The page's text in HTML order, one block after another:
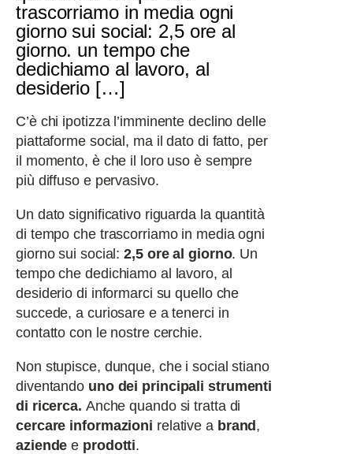
trascorriamo in media ogni
giorno sui social: 2,5 ore al
giorno. un tempo che
dedichiamo al lavoro, al
desiderio […]
C’è chi ipotizza l’imminente declino delle
piattaforme social, ma il dato di fatto, per
il momento, è che il loro uso è sempre
più diffuso e pervasivo.
Un dato significativo riguarda la quantità
di tempo che trascorriamo in media ogni
giorno sui social:2,5 ore al giorno. Un
tempo che dedichiamo al lavoro, al
desiderio di informarci su quello che
succede, a curiosare e a tenerci in
contatto con le nostre cerchie.
Non stupisce, dunque, che i social stiano
diventando uno dei principali strumenti
di ricerca. Anche quando si tratta di
cercare informazioni relative a brand ,
aziende e prodotti.